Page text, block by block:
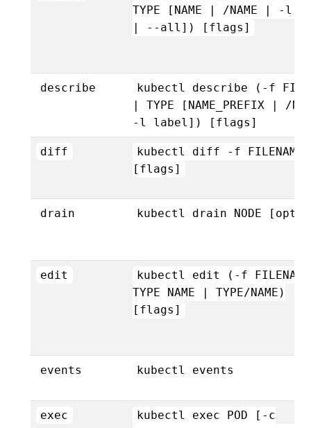
TYPE [NAME | /NAME | -l
| --all]) [flags]
describe
kubectl describe (-f
| TYPE [NAME_PREFIX | /
-l label]) [flags]
diff
kubectl diff -f FILENAME
[flags]
drain kubectl drain NODE
edit
kubectl edit (-f
TYPE NAME | TYPE/NAME)
[flags]
events kubectl events
exec
kubectl exec POD [-c